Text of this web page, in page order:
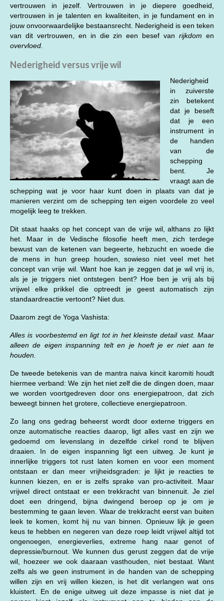
vertrouwen in jezelf. Vertrouwen in je diepere goedheid,
vertrouwen in je talenten en kwaliteiten, in je fundament en in
jouw onvoorwaardelijke bestaansrecht. Nederigheid is een teken
van dit vertrouwen, en in die zin een besef vanrijkdom en
overvloed.
Nederigheid versus vrije wil
Nederigheid
in zuiverste
zin betekent
dat je beseft
dat je een
instrument in
de handen
van de
schepping
bent. Je
vraagt aan de
schepping wat je voor haar kunt doen in plaats van dat je
manieren verzint om de schepping ten eigen voordele zo veel
mogelijk leeg te trekken.
Dit staat haaks op het concept van de vrije wil, althans zo lijkt
het. Maar in de Vedische filosofie heeft men, zich terdege
bewust van de ketenen van begeerte, hebzucht en woede die
de mens in hun greep houden, sowieso niet veel met het
concept van vrije wil. Want hoe kan je zeggen dat je wil vrij is,
als je je triggers niet ontstegen bent? Hoe ben je vrij als bij
vrijwel elke prikkel die optreedt je geest automatisch zijn
standaardreactie vertoont? Niet dus.
Daarom zegt de Yoga Vashista:
Alles is voorbestemd en ligt tot in het kleinste detail vast. Maar
alleen de eigen inspanning telt en je hoeft je er niet aan te
houden.
De tweede betekenis van de mantra naiva kincit karomiti houdt
hiermee verband: We zijn het niet zelf die de dingen doen, maar
we worden voortgedreven door ons energiepatroon, dat zich
beweegt binnen het grotere, collectieve energiepatroon.
Zo lang ons gedrag beheerst wordt door externe triggers en
onze automatische reacties daarop, ligt alles vast en zijn we
gedoemd om levenslang in dezelfde cirkel rond te blijven
draaien. In de eigen inspanning ligt een uitweg. Je kunt je
innerlijke triggers tot rust laten komen en voor een moment
ontstaan er dan meer vrijheidsgraden: je lijkt je reacties te
kunnen kiezen, en er is zelfs sprake van pro-activiteit. Maar
vrijwel direct ontstaat er een trekkracht van binnenuit. Je ziel
doet een dringend, bijna dwingend beroep op je om je
bestemming te gaan leven. Waar de trekkracht eerst van buiten
leek te komen, komt hij nu van binnen. Opnieuw lijk je geen
keus te hebben en negeren van deze roep leidt vrijwel altijd tot
ongenoegen, energieverlies, extreme hang naar genot of
depressie/burnout. We kunnen dus gerust zeggen dat de vrije
wil, hoezeer we ook daaraan vasthouden, niet bestaat. Want
zelfs als we geen instrument in de handen van de schepping
willen zijn en vrij willen kiezen, is het dit verlangen wat ons
kluistert. En de enige uitweg uit deze impasse is niet dat je